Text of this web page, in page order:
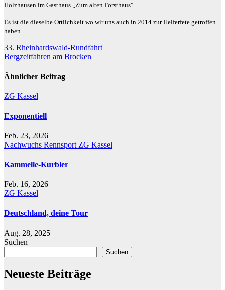
Holzhausen im Gasthaus „Zum alten Forsthaus“.
Es ist die dieselbe Örtlichkeit wo wir uns auch in 2014 zur Helferfete getroffen
haben.
Beitragsnavigation
33. Rheinhardswald-Rundfahrt
Bergzeitfahren am Brocken
Ähnlicher Beitrag
ZG Kassel
Exponentiell
Feb. 23, 2026
Nachwuchs Rennsport ZG Kassel
Kammelle-Kurbler
Feb. 16, 2026
ZG Kassel
Deutschland, deine Tour
Aug. 28, 2025
Suchen
Suchen
Neueste Beiträge